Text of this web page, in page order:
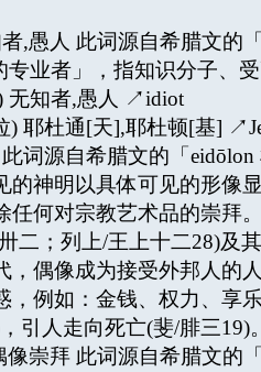
,愚人 此词源自希腊文的
专业者」，指知识分子、
无知者,愚人 ↗idiot
) 耶杜通[天],耶杜顿[基]
词源自希腊文的「
的神明以具体可见的形像
任何对宗教艺术品的崇拜
二；列上/王上十二28)及
，偶像成为接受外邦人的
，例如：金钱、权力、享
引人走向死亡(斐/腓三19)
像崇拜 此词源自希腊文的